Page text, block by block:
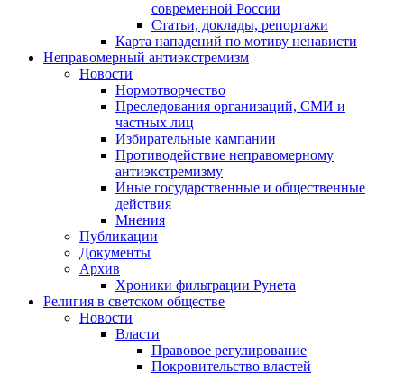
современной России
Статьи, доклады, репортажи
Карта нападений по мотиву ненависти
Неправомерный антиэкстремизм
Новости
Нормотворчество
Преследования организаций, СМИ и
частных лиц
Избирательные кампании
Противодействие неправомерному
антиэкстремизму
Иные государственные и общественные
действия
Мнения
Публикации
Документы
Архив
Хроники фильтрации Рунета
Религия в светском обществе
Новости
Власти
Правовое регулирование
Покровительство властей